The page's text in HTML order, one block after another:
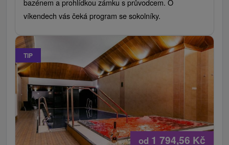
bazénem a prohlídkou zámku s průvodcem. O
víkendech vás čeká program se sokolníky.
TIP
od 1 794,56 Kč